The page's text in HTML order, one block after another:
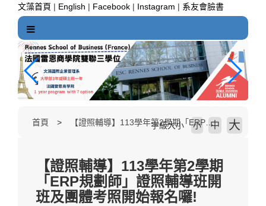
文藻首頁 | English | Facebook | Instagram | 系友會臉書
首頁 【證照輔導】113學年第2學期「ERP規劃師」證照輔導班開班及團體考照開始報名囉!
字級大小 小 中 大
【證照輔導】113學年第2學期
「ERP規劃師」證照輔導班開
班及團體考照開始報名囉!